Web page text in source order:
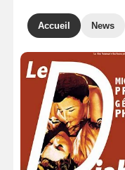
Accueil News